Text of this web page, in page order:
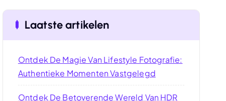
Laatste artikelen
Ontdek De Magie Van Lifestyle Fotografie:
Authentieke Momenten Vastgelegd
Ontdek De Betoverende Wereld Van HDR